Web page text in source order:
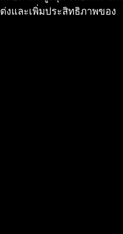
งและเพิ่มประสิทธิภาพของ